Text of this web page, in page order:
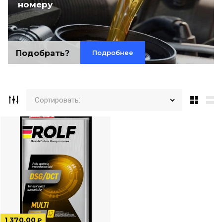
В каталог
номеру
Подобрать? Подробнее
Сортировать:
1 370.00 ₽